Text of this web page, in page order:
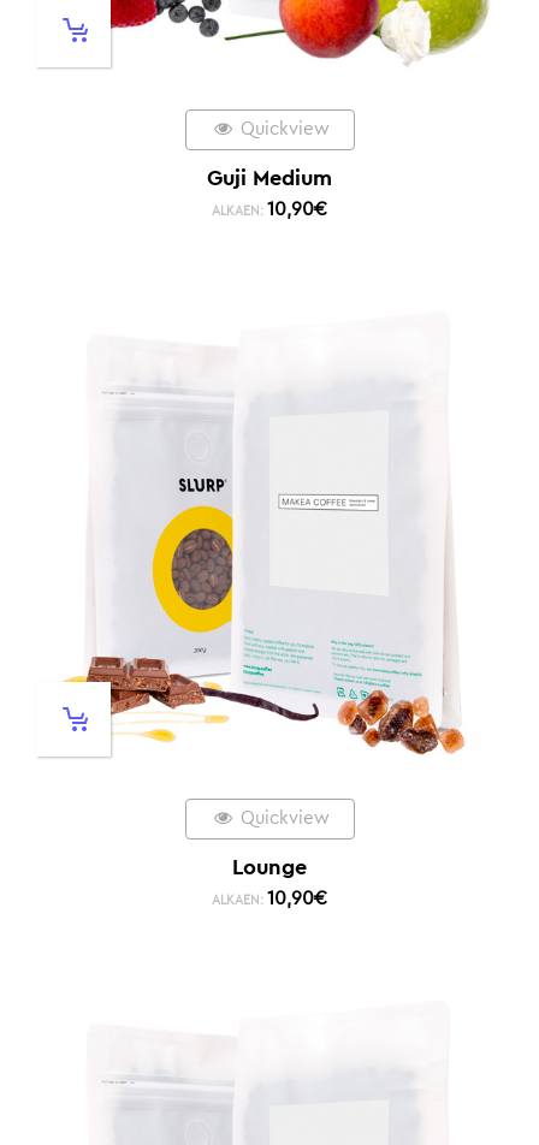
Quickview
Guji Medium
ALKAEN: 10,90€
Quickview
Lounge
ALKAEN: 10,90€